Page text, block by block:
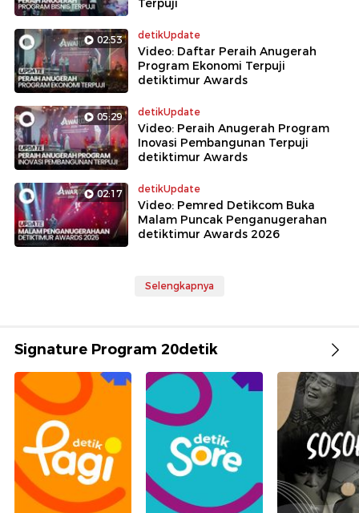
Terpuji
02:53 detikUpdate
Video: Daftar Peraih Anugerah
Program Ekonomi Terpuji
detiktimur Awards
05:29 detikUpdate
Video: Peraih Anugerah Program
Inovasi Pembangunan Terpuji
detiktimur Awards
02:17 detikUpdate
Video: Pemred Detikcom Buka
Malam Puncak Penganugerahan
detiktimur Awards 2026
Selengkapnya
Signature Program 20detik